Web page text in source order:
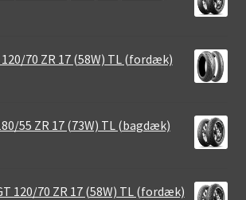
70 ZR 17 (58W) TL (fordæk)
55 ZR 17 (73W) TL (bagdæk)
120/70 ZR 17 (58W) TL (fordæk)